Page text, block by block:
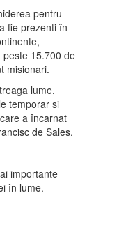
pentru
fie prezenti în
15.700 de
misionari.
lume,
temporar si
a încarnat
de Sales.
importante
în lume.